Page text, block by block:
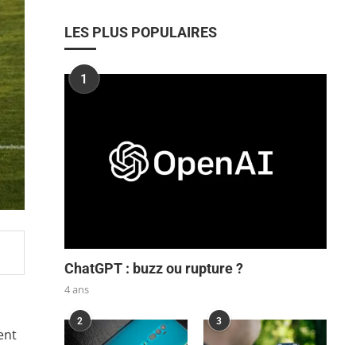
LES PLUS POPULAIRES
1
ChatGPT : buzz ou rupture ?
4 ans
2 3